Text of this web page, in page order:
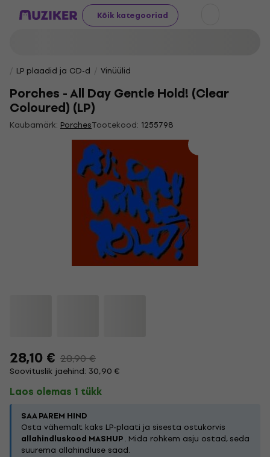
Kõik kategooriad
LP plaadid ja CD-d Vinüülid
Porches - All Day Gentle Hold! (Clear
Coloured) (LP)
Kaubamärk: PorchesTootekood: 1255798
28,10 € 28,90 €
Soovituslik jaehind: 30,90 €
Laos olemas 1 tükk
SAA PAREM HIND
Osta vähemalt kaks LP-plaati ja sisesta ostukorvis
allahindluskood MASHUP. Mida rohkem asju ostad, seda
suurema allahindluse saad.